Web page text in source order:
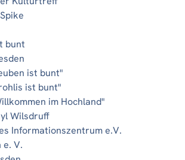
bunt
ist bunt"
ist bunt"
im Hochland"
Wilsdruff
Informationszentrum e.V.
e. V.